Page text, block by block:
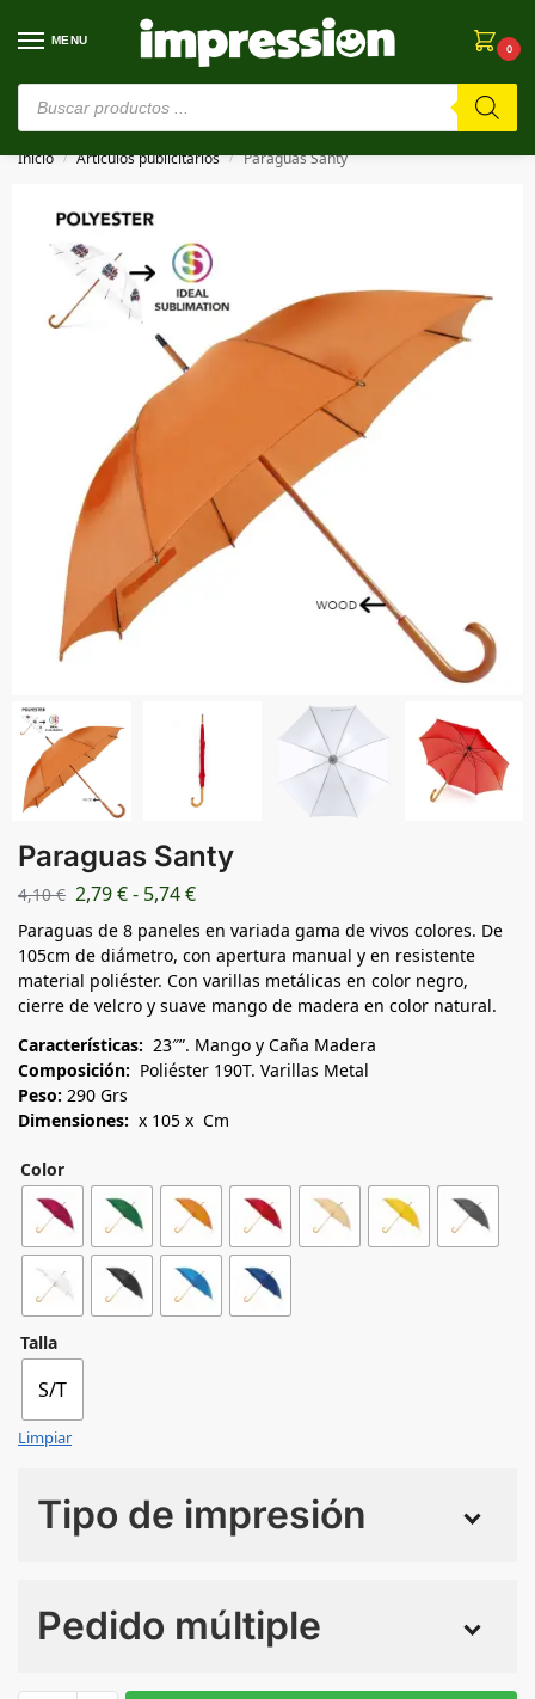
MENU
0
⚠️ Estamos en pruebas. Si algo falla, ¡Perdón!⚠️
Inicio / Artículos publicitarios / Paraguas Santy
Paraguas Santy
4,10€ 2,79€- 5,74€
Paraguas de 8 paneles en variada gama de vivos colores. De
105cm de diámetro, con apertura manual y en resistente
material poliéster. Con varillas metálicas en color negro,
cierre de velcro y suave mango de madera en color natural.
Características: 23″”. Mango y Caña Madera
Composición: Poliéster 190T. Varillas Metal
Peso: 290 Grs
Dimensiones: x 105 x Cm
Color
Talla
S/T
Limpiar
Tipo de impresión
Pedido múltiple